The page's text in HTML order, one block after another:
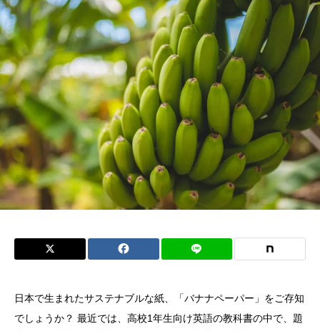
日本で生まれたサステナブルな紙、「バナナペーパー」をご存知
でしょうか？ 最近では、高校1年生向け英語の教科書の中で、題